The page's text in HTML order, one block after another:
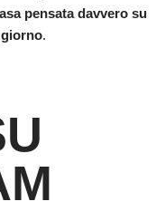
pensata davvero su
.